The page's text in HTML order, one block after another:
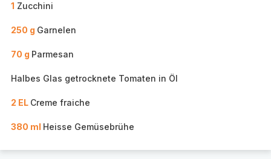
1 Zucchini
250 g Garnelen
70 g Parmesan
Halbes Glas getrocknete Tomaten in Öl
2 EL Creme fraiche
380 ml Heisse Gemüsebrühe